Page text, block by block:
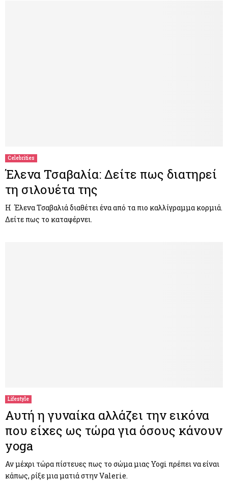
Celebrities
Έλενα Τσαβαλία: Δείτε πως διατηρεί
τη σιλουέτα της
Η Έλενα Τσαβαλιά διαθέτει ένα από τα πιο καλλίγραμμα κορμιά.
Δείτε πως το καταφέρνει.
Lifestyle
Αυτή η γυναίκα αλλάζει την εικόνα
που είχες ως τώρα για όσους κάνουν
yoga
Αν μέχρι τώρα πίστευες πως το σώμα μιας Yogi πρέπει να είναι
κάπως, ρίξε μια ματιά στην Valerie.